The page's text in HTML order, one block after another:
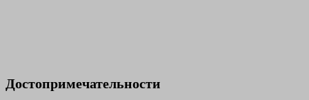
Достопримечательности